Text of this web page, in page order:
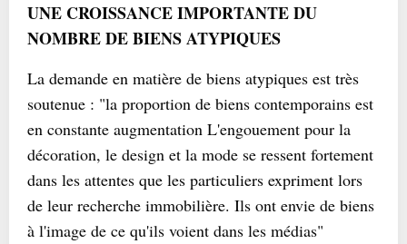
UNE CROISSANCE IMPORTANTE DU
NOMBRE DE BIENS ATYPIQUES
La demande en matière de biens atypiques est très
soutenue : "la proportion de biens contemporains est
en constante augmentation L'engouement pour la
décoration, le design et la mode se ressent fortement
dans les attentes que les particuliers expriment lors
de leur recherche immobilière. Ils ont envie de biens
à l'image de ce qu'ils voient dans les médias"